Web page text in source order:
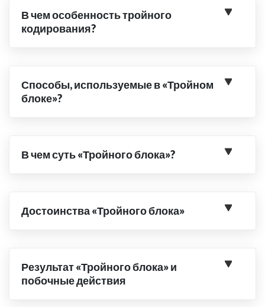
В чем особенность тройного
кодирования?
Способы, используемые в «Тройном
блоке»?
В чем суть «Тройного блока»?
Достоинства «Тройного блока»
Результат «Тройного блока» и
побочные действия